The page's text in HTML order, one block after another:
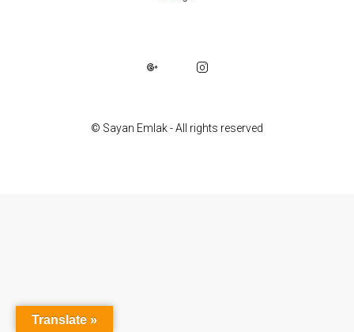
© Sayan Emlak - All rights reserved
Translate »